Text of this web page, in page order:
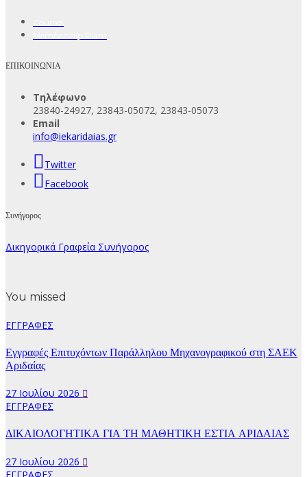
ΕΠΙΚΟΙΝΩΝΙΑ
Τηλέφωνο
23840-24927, 23843-05072, 23843-05073
Email
info@iekaridaias.gr
Twitter
Facebook
Συνήγορος
Δικηγορικά Γραφεία Συνήγορος
You missed
ΕΓΓΡΑΦΕΣ
Εγγραφές Επιτυχόντων Παράλληλου Μηχανογραφικού στη ΣΑΕΚ
Αριδαίας
27 Ιουλίου 2026
ΕΓΓΡΑΦΕΣ
ΔΙΚΑΙΟΛΟΓΗΤΙΚΑ ΓΙΑ ΤΗ ΜΑΘΗΤΙΚΗ ΕΣΤΙΑ ΑΡΙΔΑΙΑΣ
27 Ιουλίου 2026